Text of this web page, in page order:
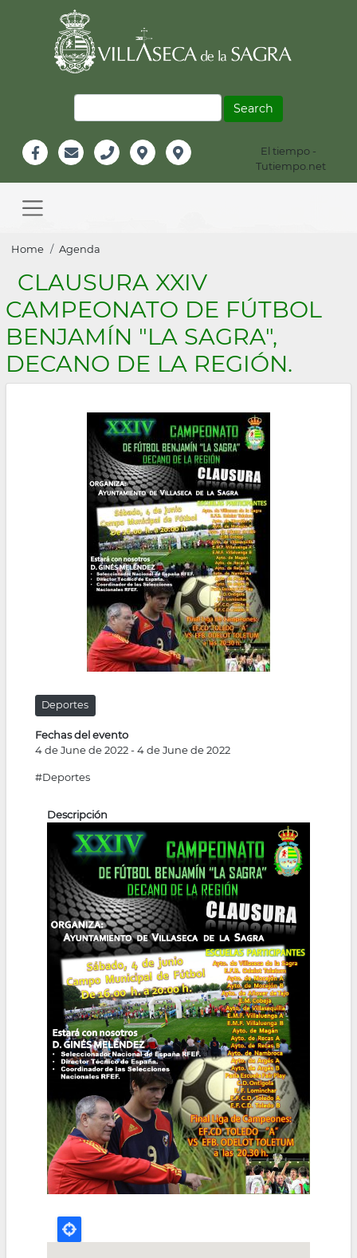
Información
Header
El tiempo -
Tutiempo.net
navigation
Breadcrumb
Home Agenda
CLAUSURA XXIV
CAMPEONATO DE FÚTBOL
BENJAMÍN "LA SAGRA",
DECANO DE LA REGIÓN.
Deportes
Fechas del evento
4 de June de 2022-4 de June de 2022
#Deportes
Descripción